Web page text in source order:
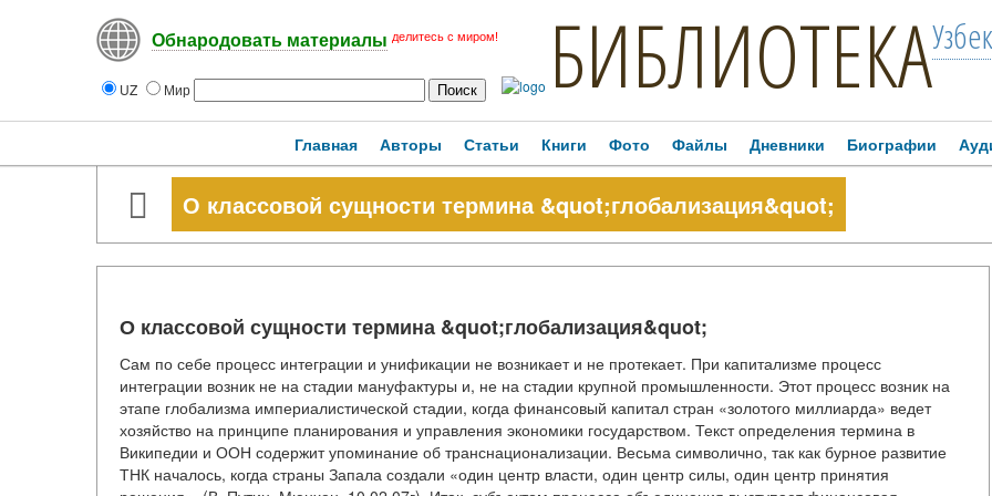
Обнародовать материалы делитесь с миром!
UZ Мир БИБЛИОТЕКА
Главная Авторы Статьи Книги Фото Файлы Дневники Биографии
О классовой сущности термина &quot;глобализация&quot;
О классовой сущности термина &quot;глобализация&quot;
Сам по себе процесс интеграции и унификации не возникает и не протекает. При капитализме процесс
интеграции возник не на стадии мануфактуры и, не на стадии крупной промышленности. Этот процесс возник на
этапе глобализма империалистической стадии, когда финансовый капитал стран «золотого миллиарда» ведет
хозяйство на принципе планирования и управления экономики государством. Текст определения термина в
Википедии и ООН содержит упоминание об транснационализации. Весьма символично, так как бурное развитие
ТНК началось, когда страны Запала создали «один центр власти, один центр силы, один центр принятия